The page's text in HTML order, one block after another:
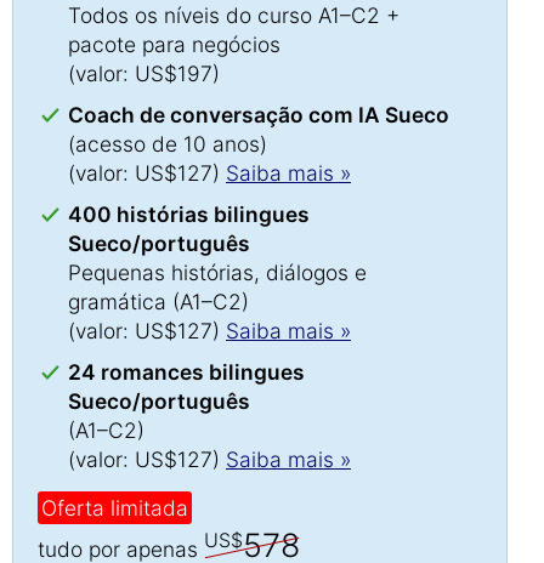
Todos os níveis do curso A1–C2 +
pacote para negócios
(valor: US$197)
Coach de conversação com IA Sueco
(acesso de 10 anos)
(valor: US$127) Saiba mais »
400 histórias bilingues
Sueco/português
Pequenas histórias, diálogos e
gramática (A1–C2)
(valor: US$127) Saiba mais »
24 romances bilingues
Sueco/português
(A1–C2)
(valor: US$127) Saiba mais »
Oferta limitada
tudo por apenas US$578